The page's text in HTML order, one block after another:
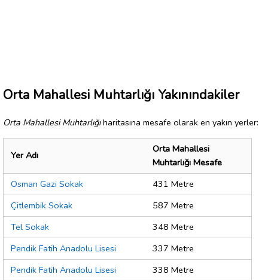
Orta Mahallesi Muhtarlığı Yakınındakiler
Orta Mahallesi Muhtarlığıharitasına mesafe olarak en yakın yerler:
Yer Adı
Orta Mahallesi
Muhtarlığı Mesafe
Osman Gazi Sokak
431 Metre
Çitlembik Sokak
587 Metre
Tel Sokak
348 Metre
Pendik Fatih Anadolu Lisesi
337 Metre
Pendik Fatih Anadolu Lisesi
338 Metre